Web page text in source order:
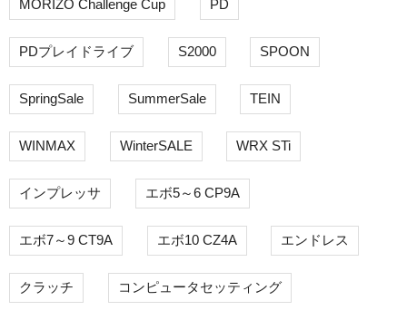
MORIZO Challenge Cup PD
PDプレイドライブ S2000 SPOON
SpringSale SummerSale TEIN
WINMAX WinterSALE WRX STi
インプレッサ エボ5～6 CP9A
エボ7～9 CT9A エボ10 CZ4A エンドレス
クラッチ コンピュータセッティング